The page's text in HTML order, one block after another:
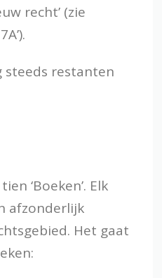
recht’ (zie
steeds restanten
‘Boeken’. Elk
afzonderlijk
Het gaat